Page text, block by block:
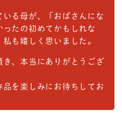
る母が、「おばさんにな
たの初めてかもしれな
も嬉しく思いました。
き、本当にありがとうござ
品を楽しみにお待ちしてお